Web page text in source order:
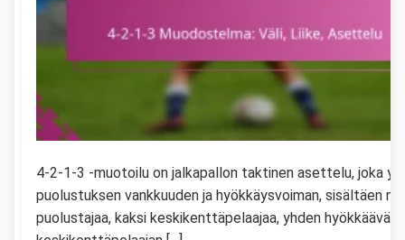
4-2-1-3 -muotoilu on jalkapallon taktinen asettelu, joka
puolustuksen vankkuuden ja hyökkäysvoiman, sisältäen
puolustajaa, kaksi keskikenttäpelaajaa, yhden hyökkäävän